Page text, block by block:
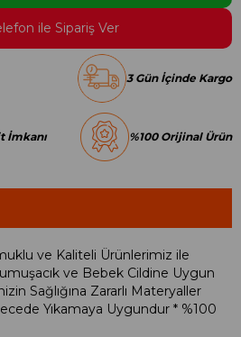
ile Sipariş Ver
3 Gün İçinde Kargo
İmkanı %100 Orijinal Ürün
ve Kaliteli Ürünlerimiz ile
ve Bebek Cildine Uygun
Sağlığına Zararlı Materyaller
Yıkamaya Uygundur * %100